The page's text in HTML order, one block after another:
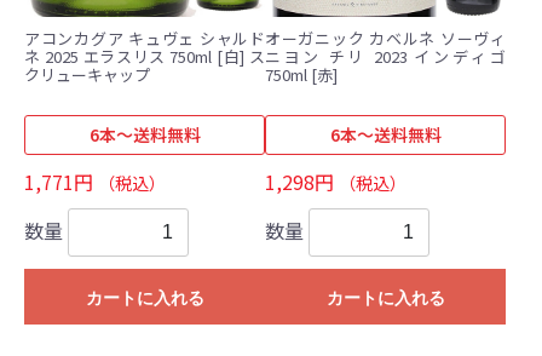
アコンカグア キュヴェ シャルド
ネ 2025 エラスリス 750ml [白] ス
クリューキャップ
6本～送料無料
1,771円 （税込）
数量
カートに入れる
オーガニック カベルネ ソーヴィ
ニヨン チリ 2023 インディゴ
750ml [赤]
6本～送料無料
1,298円 （税込）
数量
カートに入れる